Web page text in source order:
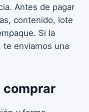
Antes de pagar
contenido, lote
Si la
te enviamos una
comprar